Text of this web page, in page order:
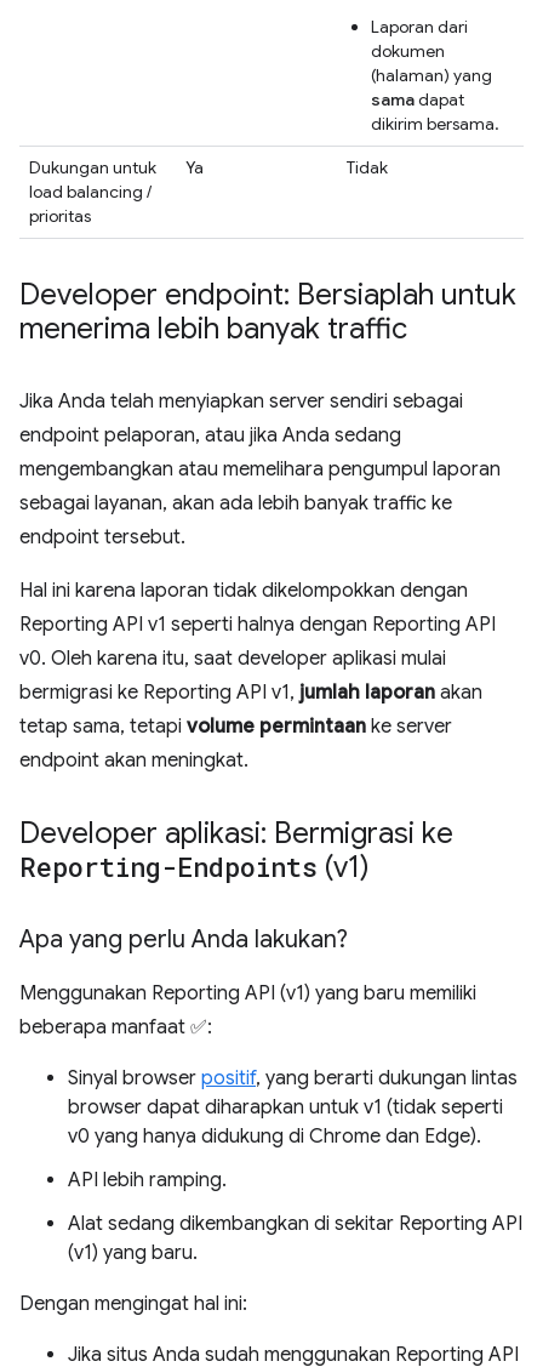
Laporan dari
dokumen
(halaman) yang
samadapat
dikirim bersama.
Dukungan untuk
load balancing /
prioritas
Ya Tidak
Developer endpoint: Bersiaplah untuk
menerima lebih banyak traffic
Jika Anda telah menyiapkan server sendiri sebagai
endpoint pelaporan, atau jika Anda sedang
mengembangkan atau memelihara pengumpul laporan
sebagai layanan, akan ada lebih banyak traffic ke
endpoint tersebut.
Hal ini karena laporan tidak dikelompokkan dengan
Reporting API v1 seperti halnya dengan Reporting API
v0. Oleh karena itu, saat developer aplikasi mulai
bermigrasi ke Reporting API v1, jumlah laporan akan
tetap sama, tetapi volume permintaan ke server
endpoint akan meningkat.
Developer aplikasi: Bermigrasi ke
Reporting-Endpoints (v1)
Apa yang perlu Anda lakukan?
Menggunakan Reporting API (v1) yang baru memiliki
beberapa manfaat ✅:
Sinyal browser positif, yang berarti dukungan lintas
browser dapat diharapkan untuk v1 (tidak seperti
v0 yang hanya didukung di Chrome dan Edge).
API lebih ramping.
Alat sedang dikembangkan di sekitar Reporting API
(v1) yang baru.
Dengan mengingat hal ini:
Jika situs Anda sudah menggunakan Reporting API